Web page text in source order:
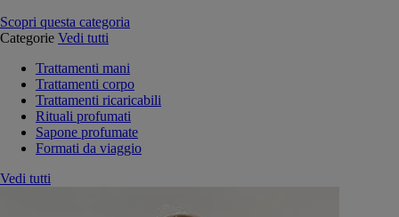
Scopri questa categoria
Categorie Vedi tutti
Trattamenti mani
Trattamenti corpo
Trattamenti ricaricabili
Rituali profumati
Sapone profumate
Formati da viaggio
Vedi tutti